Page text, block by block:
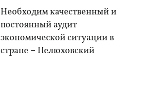
Необходим качественный и
постоянный аудит
экономической ситуации в
стране – Пелюховский